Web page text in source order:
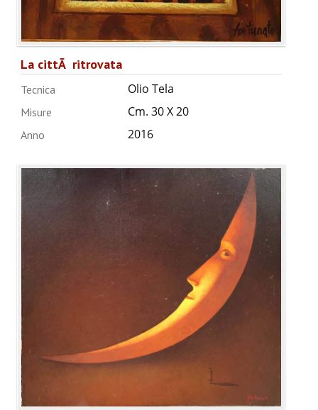
La cittÃ ritrovata
Tecnica Olio Tela
Misure Cm. 30 X 20
Anno 2016